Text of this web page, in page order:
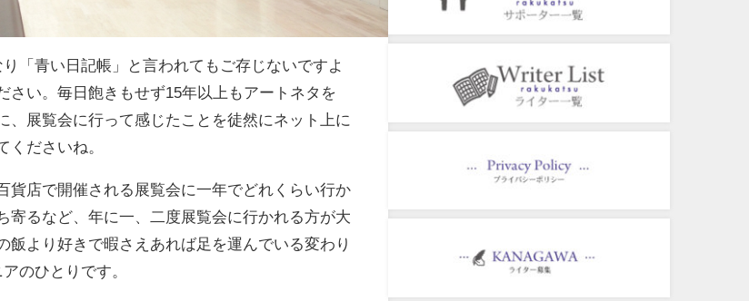
「青い日記帳」と言われてもご存じないですよ
さい。毎日飽きもせず15年以上もアートネタを
、展覧会に行って感じたことを徒然にネット上に
くださいね。
貨店で開催される展覧会に一年でどれくらい行か
寄るなど、年に一、二度展覧会に行かれる方が大
より好きで暇さえあれば足を運んでいる変わり
のひとりです。